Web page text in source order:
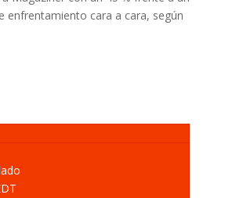
enfrentamiento cara a cara, según